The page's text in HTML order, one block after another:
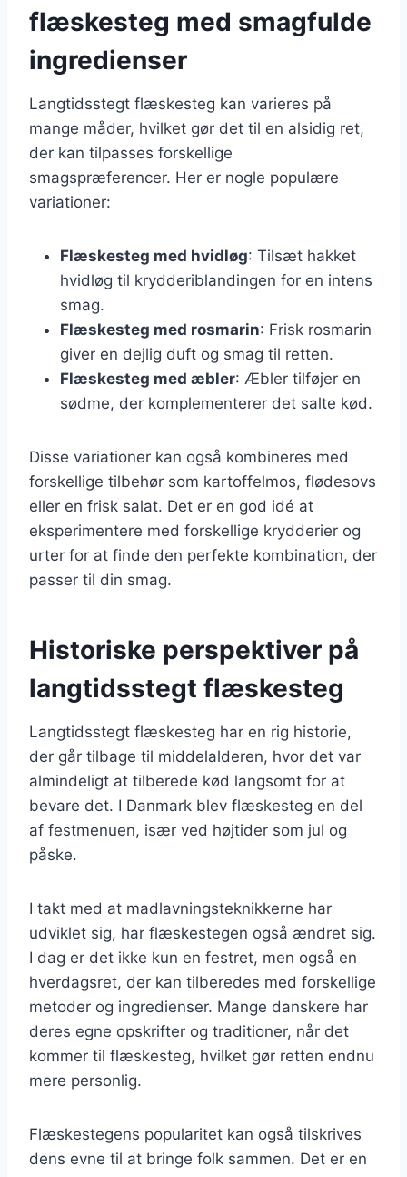
flæskesteg med smagfulde
ingredienser
Langtidsstegt flæskesteg kan varieres på
mange måder, hvilket gør det til en alsidig ret,
der kan tilpasses forskellige
smagspræferencer. Her er nogle populære
variationer:
Flæskesteg med hvidløg: Tilsæt hakket
hvidløg til krydderiblandingen for en intens
smag.
Flæskesteg med rosmarin: Frisk rosmarin
giver en dejlig duft og smag til retten.
Flæskesteg med æbler: Æbler tilføjer en
sødme, der komplementerer det salte kød.
Disse variationer kan også kombineres med
forskellige tilbehør som kartoffelmos, flødesovs
eller en frisk salat. Det er en god idé at
eksperimentere med forskellige krydderier og
urter for at finde den perfekte kombination, der
passer til din smag.
Historiske perspektiver på
langtidsstegt flæskesteg
Langtidsstegt flæskesteg har en rig historie,
der går tilbage til middelalderen, hvor det var
almindeligt at tilberede kød langsomt for at
bevare det. I Danmark blev flæskesteg en del
af festmenuen, især ved højtider som jul og
påske.
I takt med at madlavningsteknikkerne har
udviklet sig, har flæskestegen også ændret sig.
I dag er det ikke kun en festret, men også en
hverdagsret, der kan tilberedes med forskellige
metoder og ingredienser. Mange danskere har
deres egne opskrifter og traditioner, når det
kommer til flæskesteg, hvilket gør retten endnu
mere personlig.
Flæskestegens popularitet kan også tilskrives
dens evne til at bringe folk sammen. Det er en